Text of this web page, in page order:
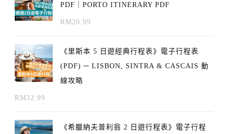
PDF｜PORTO ITINERARY PDF
RM20.99
《里斯本 5 日遊經典行程表》電子行程表
(PDF) ─ LISBON, SINTRA & CASCAIS 動
線攻略
RM32.99
《希臘納夫普利翁 2 日遊行程表》電子行程